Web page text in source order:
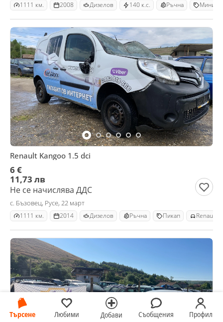
Търсене Любими Добави Съобщения Профил
1111 км. 2008 Дизелов 140 к.с. Ръчна
Renault Kangoo 1.5 dci
6 €
11,73 лв
Не се начислява ДДС
с. Бъзовец, Русе, 22 март
1111 км. 2014 Дизелов Ръчна Пикап Renault